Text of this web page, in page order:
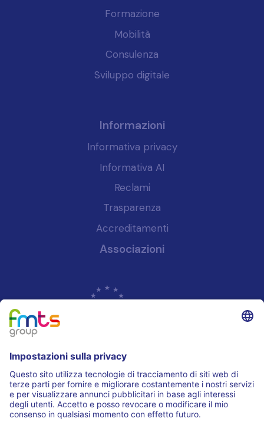
Formazione
Mobilità
Consulenza
Sviluppo digitale
Informazioni
Informativa privacy
Informativa AI
Reclami
Trasparenza
Accreditamenti
Associazioni